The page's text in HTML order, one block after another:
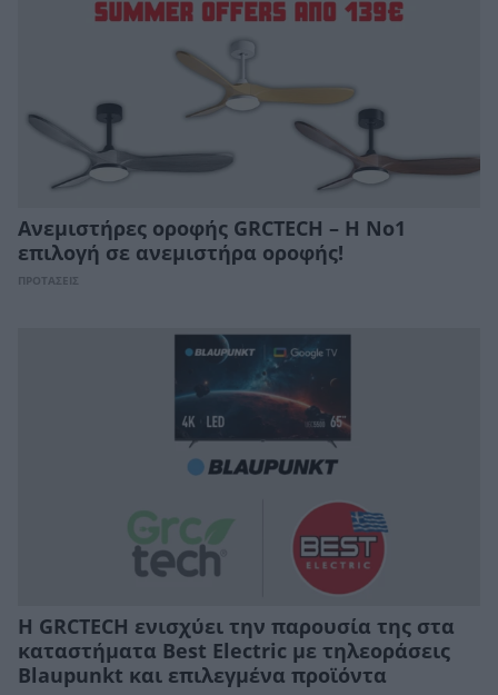
Ανεμιστήρες οροφής GRCTECH – Η Νο1
επιλογή σε ανεμιστήρα οροφής!
ΠΡΟΤΑΣΕΙΣ
Η GRCTECH ενισχύει την παρουσία της στα
καταστήματα Best Electric με τηλεοράσεις
Blaupunkt και επιλεγμένα προϊόντα